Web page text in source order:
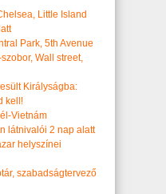
Little Island
Park, 5th Avenue
Wall street,
Királyságba:
kell!
Vietnám
látnivalói 2 nap alatt
helyszínei
szabadságtervező